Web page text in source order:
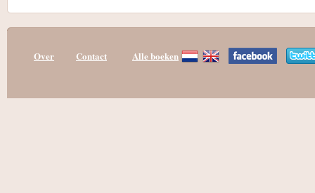
Over Contact Alle boeken